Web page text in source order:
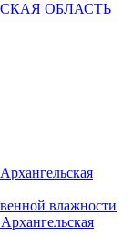
ОБЛАСТЬ
влажности